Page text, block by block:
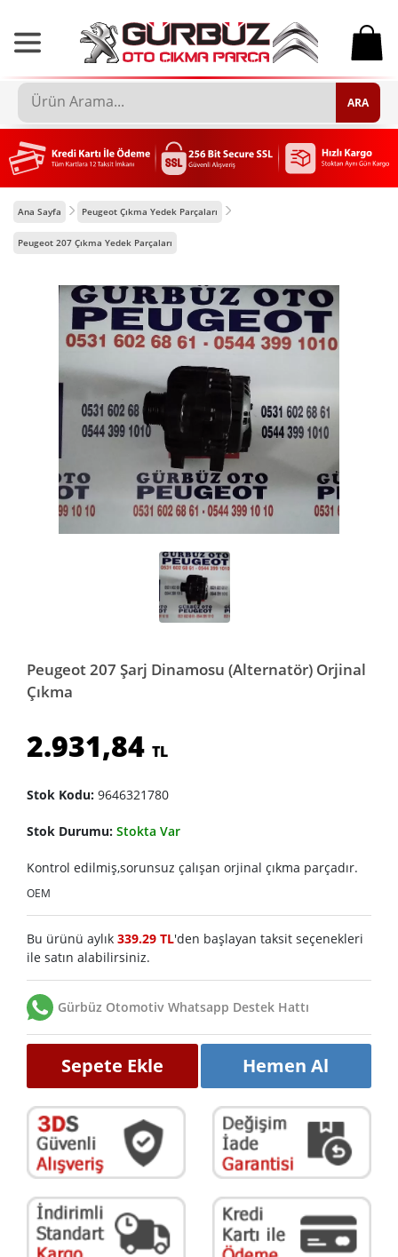
0
ARA
Ana Sayfa Peugeot Çıkma Yedek Parçaları
Peugeot 207 Çıkma Yedek Parçaları
Peugeot 207 Şarj Dinamosu (Alternatör) Orjinal
Çıkma
2.931,84 TL
Stok Kodu: 9646321780
Stok Durumu: Stokta Var
Kontrol edilmiş,sorunsuz çalışan orjinal çıkma parçadır.
OEM
Bu ürünü aylık 339.29 TL'den başlayan taksit seçenekleri
ile satın alabilirsiniz.
Gürbüz Otomotiv Whatsapp Destek Hattı
Sepete Ekle Hemen Al